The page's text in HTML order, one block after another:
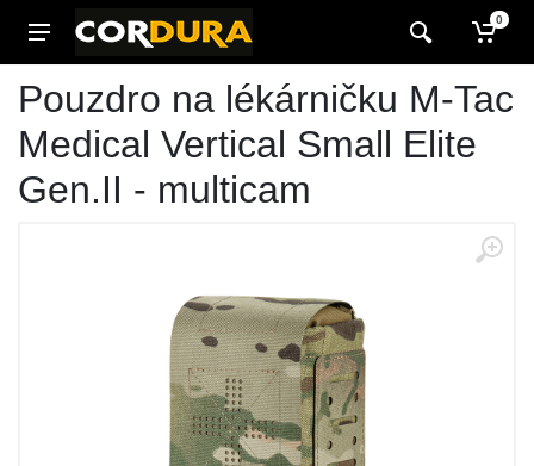
0
Pouzdro na lékárničku M-Tac
Medical Vertical Small Elite
Gen.II - multicam